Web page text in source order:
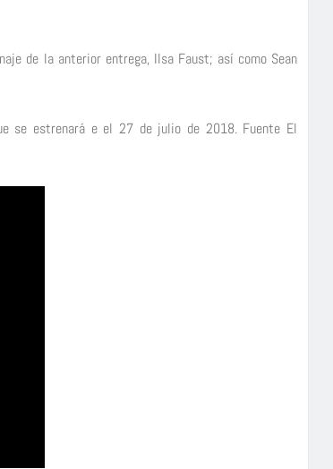
de la anterior entrega, Ilsa Faust; así como Sean
se estrenará e el 27 de julio de 2018. Fuente El